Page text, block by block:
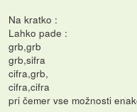
Na kratko :
Lahko pade :
grb,grb
grb,sifra
cifra,grb,
cifra,cifra
pri čemer vse možnosti